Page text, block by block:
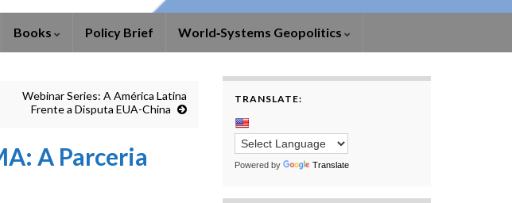
Books Policy Brief World‑Systems Geopolitics
Webinar Series: A América Latina
Frente a Disputa EUA-China
A Parceria
TRANSLATE:
Powered by Translate